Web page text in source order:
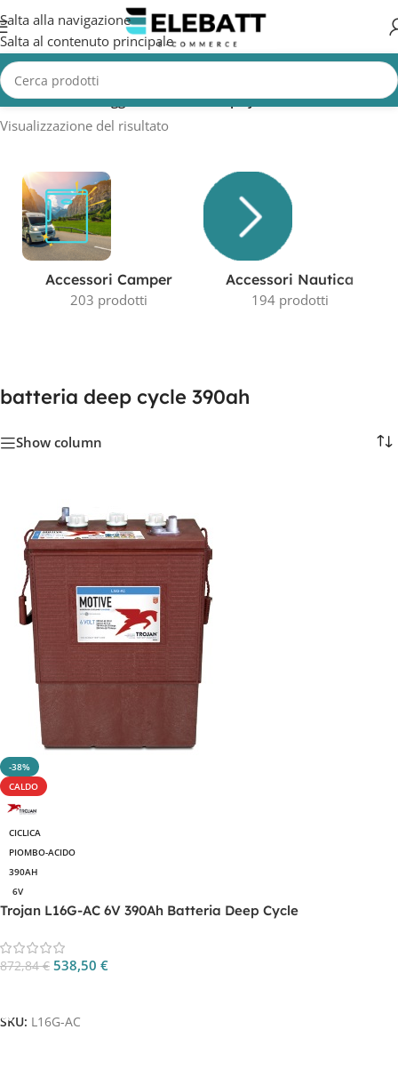
Salta alla navigazione
Salta al contenuto principale
Home/Prodotti taggati “batteria deep cycle 390ah”
Visualizzazione del risultato
Accessori Camper
203 prodotti
Accessori Nautica
194 prodotti
batteria deep cycle 390ah
Show column
-38%
CALDO
CICLICA
PIOMBO-ACIDO
390AH
6V
Trojan L16G-AC 6V 390Ah Batteria Deep Cycle
872,84€ 538,50 €
SKU: L16G-AC